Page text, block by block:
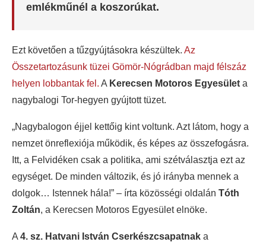
emlékműnél a koszorúkat.
Ezt követően a tűzgyújtásokra készültek. Az
Összetartozásunk tüzei Gömör-Nógrádban majd félszáz
helyen lobbantak fel. A Kerecsen Motoros Egyesület a
nagybalogi Tor-hegyen gyújtott tüzet.
„Nagybalogon éjjel kettőig kint voltunk. Azt látom, hogy a
nemzet önreflexiója működik, és képes az összefogásra.
Itt, a Felvidéken csak a politika, ami szétválasztja ezt az
egységet. De minden változik, és jó irányba mennek a
dolgok… Istennek hála!” – írta közösségi oldalán Tóth
Zoltán, a Kerecsen Motoros Egyesület elnöke.
A 4. sz. Hatvani István Cserkészcsapatnak a